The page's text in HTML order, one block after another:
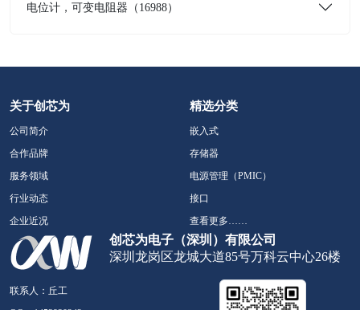
电位计，可变电阻器（16988）
关于创芯为
公司简介
合作品牌
服务领域
行业动态
企业近况
精选分类
嵌入式
存储器
电源管理（PMIC）
接口
查看更多……
创芯为电子（深圳）有限公司
深圳龙岗区龙城大道85号万科云中心26楼
联系人：丘工